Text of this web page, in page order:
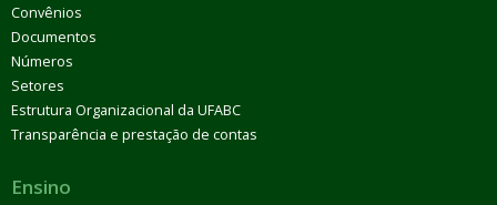
Convênios
Documentos
Números
Setores
Estrutura Organizacional da UFABC
Transparência e prestação de contas
Ensino